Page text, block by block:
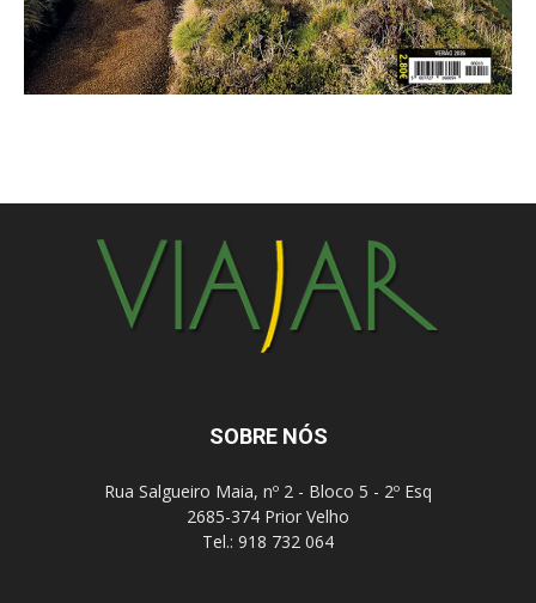
SOBRE NÓS
Rua Salgueiro Maia, nº 2 - Bloco 5 - 2º Esq
2685-374 Prior Velho
Tel.: 918 732 064